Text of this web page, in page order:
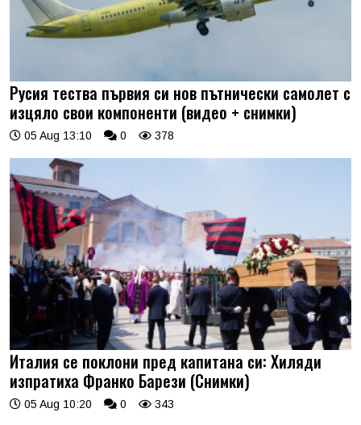
Русия тества първия си нов пътнически самолет с
изцяло свои компоненти (видео + снимки)
05 Aug 13:10 0 378
Италия се поклони пред капитана си: Хиляди
изпратиха Франко Барези (Снимки)
05 Aug 10:20 0 343